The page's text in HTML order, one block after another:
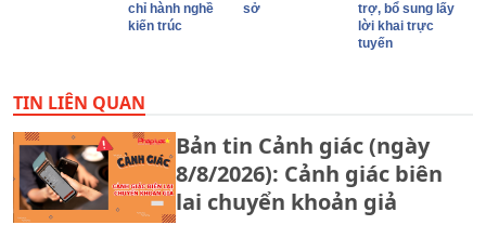
chỉ hành nghề
kiến trúc
sở
trợ, bổ sung lấy
lời khai trực
tuyến
TIN LIÊN QUAN
Bản tin Cảnh giác (ngày
8/8/2026): Cảnh giác biên
lai chuyển khoản giả